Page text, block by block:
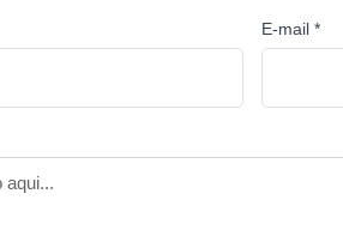
E-mail *